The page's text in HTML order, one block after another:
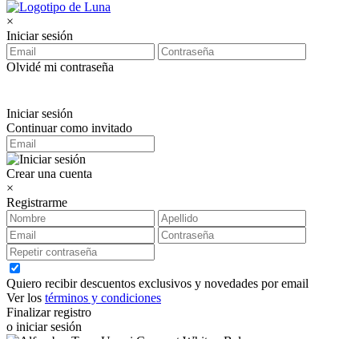
×
Iniciar sesión
Olvidé mi contraseña
Iniciar sesión
Continuar como invitado
Crear una cuenta
×
Registrarme
Quiero recibir descuentos exclusivos y novedades por email
Ver los términos y condiciones
Finalizar registro
o iniciar sesión